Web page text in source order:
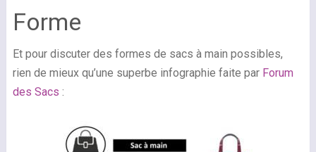
Forme
Et pour discuter des formes de sacs à main possibles,
rien de mieux qu’une superbe infographie faite par Forum
des Sacs :